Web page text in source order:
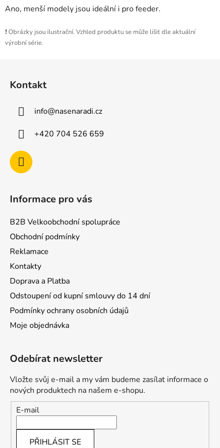
Ano, menší modely jsou ideální i pro feeder.
❗ Obrázky jsou ilustrační. Vzhled produktu se může lišit dle aktuální
výrobní série.
Kontakt
info@nasenaradi.cz
+420 704 526 659
Informace pro vás
B2B Velkoobchodní spolupráce
Obchodní podmínky
Reklamace
Kontakty
Doprava a Platba
Odstoupení od kupní smlouvy do 14 dní
Podmínky ochrany osobních údajů
Moje objednávka
Odebírat newsletter
Vložte svůj e-mail a my vám budeme zasílat informace o
nových produktech na našem e-shopu.
E-mail
PŘIHLÁSIT SE